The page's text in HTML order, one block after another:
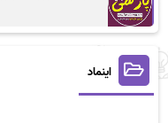
اینماد